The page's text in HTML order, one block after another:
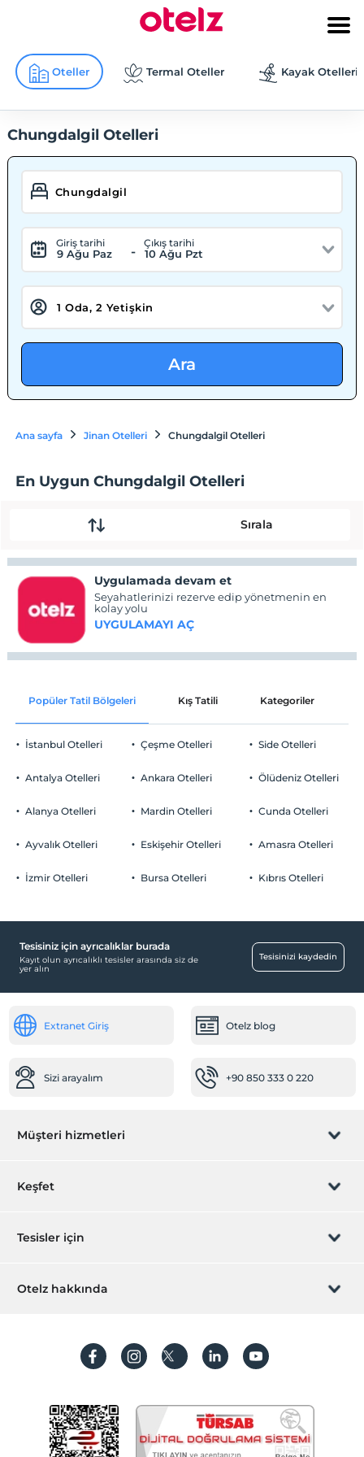
Oteller Termal Oteller Kayak Otelleri
Chungdalgil Otelleri
Giriş tarihi
9 Ağu Paz -
Çıkış tarihi
10 Ağu Pzt
Ara
Ana sayfa Jinan Otelleri Chungdalgil Otelleri
En Uygun Chungdalgil Otelleri
Sırala
Uygulamada devam et
Seyahatlerinizi rezerve edip yönetmenin en
kolay yolu
UYGULAMAYI AÇ
Popüler Tatil Bölgeleri Kış Tatili Kategoriler
İstanbul Otelleri
Antalya Otelleri
Alanya Otelleri
Ayvalık Otelleri
İzmir Otelleri
Çeşme Otelleri
Ankara Otelleri
Mardin Otelleri
Eskişehir Otelleri
Bursa Otelleri
Side Otelleri
Ölüdeniz Otelleri
Cunda Otelleri
Amasra Otelleri
Kıbrıs Otelleri
Tesisiniz için ayrıcalıklar burada
Kayıt olun ayrıcalıklı tesisler arasında siz de
yer alın
Tesisinizi kaydedin
Extranet Giriş Otelz blog
Sizi arayalım +90 850 333 0 220
Müşteri hizmetleri
Rezervasyon yönet
Sıkça sorulan sorular
İşlem rehberi
Keşfet
Hediye Kart
Hesap oluştur
Tesisler için
Hemen tesisinizi ekleyin
Otelz hakkında
Koşullar ve şartlar